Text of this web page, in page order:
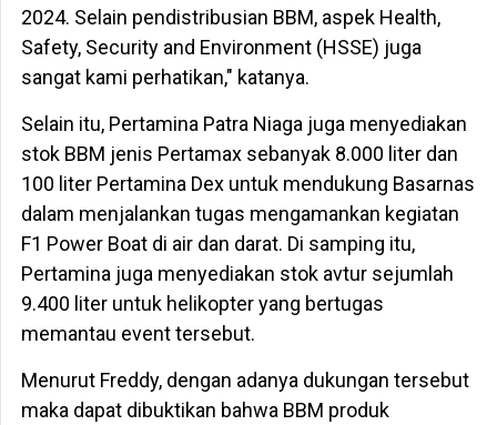
2024. Selain pendistribusian BBM, aspek Health,
Safety, Security and Environment (HSSE) juga
sangat kami perhatikan," katanya.
Selain itu, Pertamina Patra Niaga juga menyediakan
stok BBM jenis Pertamax sebanyak 8.000 liter dan
100 liter Pertamina Dex untuk mendukung Basarnas
dalam menjalankan tugas mengamankan kegiatan
F1 Power Boat di air dan darat. Di samping itu,
Pertamina juga menyediakan stok avtur sejumlah
9.400 liter untuk helikopter yang bertugas
memantau event tersebut.
Menurut Freddy, dengan adanya dukungan tersebut
maka dapat dibuktikan bahwa BBM produk